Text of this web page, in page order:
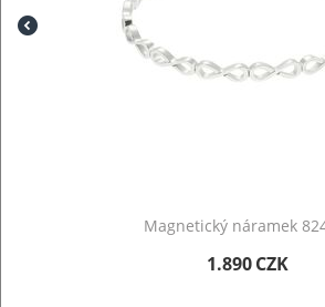
Magnetický náramek
1.890CZK